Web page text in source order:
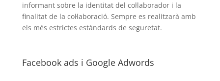
informant sobre la identitat del col·laborador i la
finalitat de la col·laboració. Sempre es realitzarà amb
els més estrictes estàndards de seguretat.
Facebook ads i Google Adwords